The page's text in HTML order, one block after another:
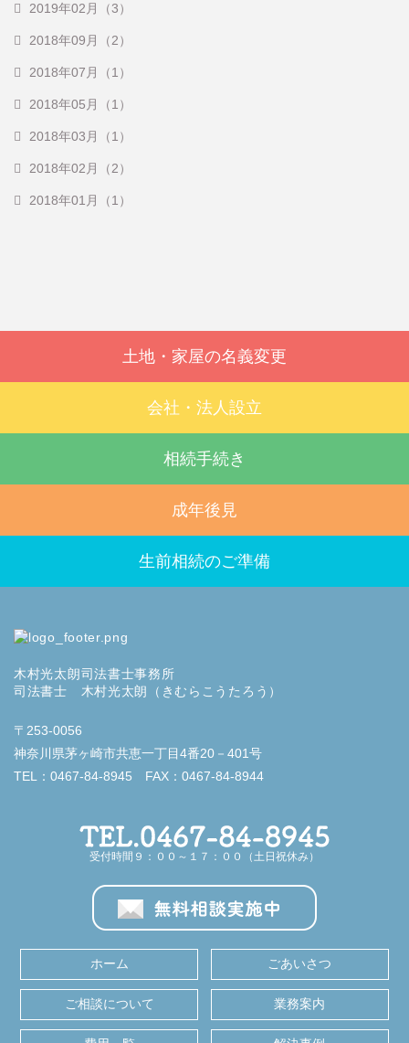
2019年02月（3）
2018年09月（2）
2018年07月（1）
2018年05月（1）
2018年03月（1）
2018年02月（2）
2018年01月（1）
土地・家屋の名義変更
会社・法人設立
相続手続き
成年後見
生前相続のご準備
木村光太朗司法書士事務所
司法書士 木村光太朗（きむらこうたろう）
〒253-0056
神奈川県茅ヶ崎市共恵一丁目4番20－401号
TEL：0467-84-8945 FAX：0467-84-8944
受付時間９：００～１７：００（土日祝休み）
ホーム ごあいさつ
ご相談について 業務案内